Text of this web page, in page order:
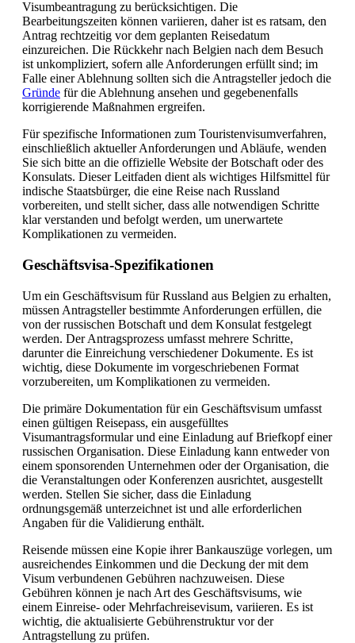
Visumbeantragung zu berücksichtigen. Die
Bearbeitungszeiten können variieren, daher ist es ratsam, den
Antrag rechtzeitig vor dem geplanten Reisedatum
einzureichen. Die Rückkehr nach Belgien nach dem Besuch
ist unkompliziert, sofern alle Anforderungen erfüllt sind; im
Falle einer Ablehnung sollten sich die Antragsteller jedoch die
Gründe für die Ablehnung ansehen und gegebenenfalls
korrigierende Maßnahmen ergreifen.
Für spezifische Informationen zum Touristenvisumverfahren,
einschließlich aktueller Anforderungen und Abläufe, wenden
Sie sich bitte an die offizielle Website der Botschaft oder des
Konsulats. Dieser Leitfaden dient als wichtiges Hilfsmittel für
indische Staatsbürger, die eine Reise nach Russland
vorbereiten, und stellt sicher, dass alle notwendigen Schritte
klar verstanden und befolgt werden, um unerwartete
Komplikationen zu vermeiden.
Geschäftsvisa-Spezifikationen
Um ein Geschäftsvisum für Russland aus Belgien zu erhalten,
müssen Antragsteller bestimmte Anforderungen erfüllen, die
von der russischen Botschaft und dem Konsulat festgelegt
werden. Der Antragsprozess umfasst mehrere Schritte,
darunter die Einreichung verschiedener Dokumente. Es ist
wichtig, diese Dokumente im vorgeschriebenen Format
vorzubereiten, um Komplikationen zu vermeiden.
Die primäre Dokumentation für ein Geschäftsvisum umfasst
einen gültigen Reisepass, ein ausgefülltes
Visumantragsformular und eine Einladung auf Briefkopf einer
russischen Organisation. Diese Einladung kann entweder von
einem sponsorenden Unternehmen oder der Organisation, die
die Veranstaltungen oder Konferenzen ausrichtet, ausgestellt
werden. Stellen Sie sicher, dass die Einladung
ordnungsgemäß unterzeichnet ist und alle erforderlichen
Angaben für die Validierung enthält.
Reisende müssen eine Kopie ihrer Bankauszüge vorlegen, um
ausreichendes Einkommen und die Deckung der mit dem
Visum verbundenen Gebühren nachzuweisen. Diese
Gebühren können je nach Art des Geschäftsvisums, wie
einem Einreise- oder Mehrfachreisevisum, variieren. Es ist
wichtig, die aktualisierte Gebührenstruktur vor der
Antragstellung zu prüfen.